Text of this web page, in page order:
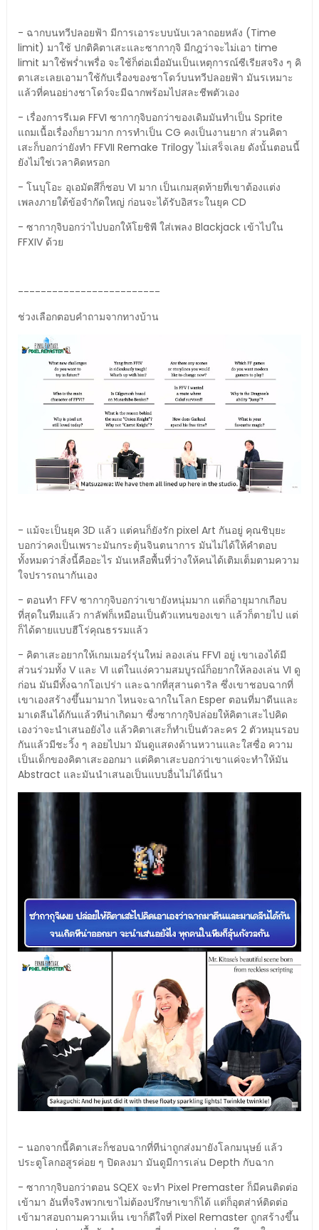
- ฉากบนทวีปลอยฟ้า มีการเอาระบบนับเวลาถอยหลัง (Time
limit) มาใช้ ปกติคิตาเสะและซากากุจิ มีกฎว่าจะไม่เอา time
limit มาใช้พร่ำเพรื่อ จะใช้ก็ต่อเมื่อมันเป็นเหตุการณ์ซีเรียสจริง ๆ คิ
ตาเสะเลยเอามาใช้กับเรื่องของชาโดว์บนทวีปลอยฟ้า มันรเหมาะ
แล้วที่คนอย่างชาโดว์จะมีฉากพร้อมไปสละชีพตัวเอง
- เรื่องการรีเมค FFVI ซากากุจิบอกว่าของเดิมมันทำเป็น Sprite
แถมเนื้อเรื่องก็ยาวมาก การทำเป็น CG คงเป็นงานยาก ส่วนคิตา
เสะก็บอกว่ายังทำ FFVII Remake Trilogy ไม่เสร็จเลย ดังนั้นตอนนี้
ยังไม่ใช่เวลาคิดหรอก
- โนบุโอะ อุเอมัตสึก็ชอบ VI มาก เป็นเกมสุดท้ายที่เขาต้องแต่ง
เพลงภายใต้ข้อจำกัดใหญ่ ก่อนจะได้รับอิสระในยุค CD
- ซากากุจิบอกว่าไปบอกให้โยชิพี ใส่เพลง Blackjack เข้าไปใน
FFXIV ด้วย
-------------------------
ช่วงเลือกตอบคำถามจากทางบ้าน
- แม้จะเป็นยุค 3D แล้ว แต่คนก็ยังรัก pixel Art กันอยู่ คุณชิบุยะ
บอกว่าคงเป็นเพราะมันกระตุ้นจินตนาการ มันไม่ได้ให้คำตอบ
ทั้งหมดว่าสิ่งนี้คืออะไร มันเหลือพื้นที่ว่างให้คนได้เติมเต็มตามความ
ใจปรารถนากันเอง
- ตอนทำ FFV ซากากุจิบอกว่าเขายังหนุ่มมาก แต่ก็อายุมากเกือบ
ที่สุดในทีมแล้ว กาลัฟก็เหมือนเป็นตัวแทนของเขา แล้วก็ตายไป แต่
ก็ได้ตายแบบฮีโร่คุณธรรมแล้ว
- คิตาเสะอยากให้เกมเมอร์รุ่นใหม่ ลองเล่น FFVI อยู่ เขาเองได้มี
ส่วนร่วมทั้ง V และ VI แต่ในแง่ความสมบูรณ์ก็อยากให้ลองเล่น VI ดู
ก่อน มันมีทั้งฉากโอเปร่า และฉากที่สุสานดาริล ซึ่งเขาชอบฉากที่
เขาเองสร้างขึ้นมามาก ไหนจะฉากในโลก Esper ตอนที่มาดีนและ
มาเดลีนได้กันแล้วทีน่าเกิดมา ซึ่งซากากุจิปล่อยให้คิตาเสะไปคิด
เองว่าจะนำเสนอยังไง แล้วคิตาเสะก็ทำเป็นตัวละคร 2 ตัวหมุนรอบ
กันแล้วมีชะวิ้ง ๆ ลอยไปมา มันดูแสดงด้านหวานและใสซื่อ ความ
เป็นเด็กของคิตาเสะออกมา แต่คิตาเสะบอกว่าเขาแค่จะทำให้มัน
Abstract และมันนำเสนอเป็นแบบอื่นไม่ได้นี่นา
- นอกจากนี้คิตาเสะก็ชอบฉากที่ทีน่าถูกส่งมายังโลกมนุษย์ แล้ว
ประตูโลกอสูรค่อย ๆ ปิดลงมา มันดูมีการเล่น Depth กับฉาก
- ซากากุจิบอกว่าตอน SQEX จะทำ Pixel Premaster ก็มีคนติดต่อ
เข้ามา อันที่จริงพวกเขาไม่ต้องปรึกษาเขาก็ได้ แต่ก็อุตส่าห์ติดต่อ
เข้ามาสอบถามความเห็น เขาก็ดีใจที่ Pixel Remaster ถูกสร้างขึ้น